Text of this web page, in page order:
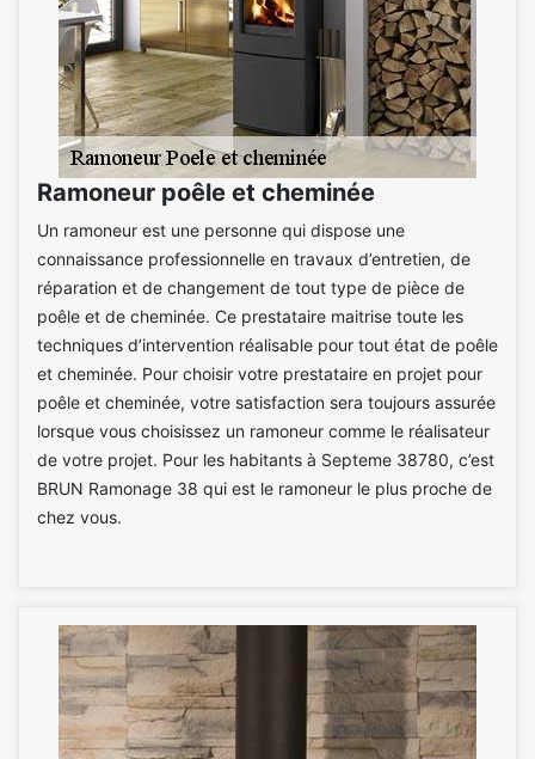
Ramoneur poêle et cheminée
Un ramoneur est une personne qui dispose une
connaissance professionnelle en travaux d’entretien, de
réparation et de changement de tout type de pièce de
poêle et de cheminée. Ce prestataire maitrise toute les
techniques d’intervention réalisable pour tout état de poêle
et cheminée. Pour choisir votre prestataire en projet pour
poêle et cheminée, votre satisfaction sera toujours assurée
lorsque vous choisissez un ramoneur comme le réalisateur
de votre projet. Pour les habitants à Septeme 38780, c’est
BRUN Ramonage 38 qui est le ramoneur le plus proche de
chez vous.